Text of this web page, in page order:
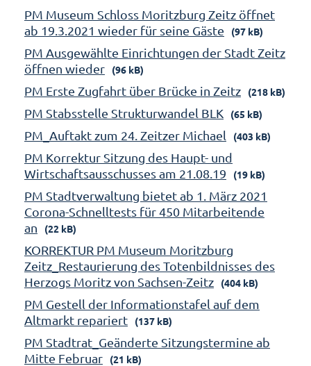
PM Museum Schloss Moritzburg Zeitz öffnet
ab 19.3.2021 wieder für seine Gäste
(97 kB)
PM Ausgewählte Einrichtungen der Stadt Zeitz
öffnen wieder
(96 kB)
PM Erste Zugfahrt über Brücke in Zeitz (218 kB)
PM Stabsstelle Strukturwandel BLK (65 kB)
PM_Auftakt zum 24. Zeitzer Michael (403 kB)
PM Korrektur Sitzung des Haupt- und
Wirtschaftsausschusses am 21.08.19
(19 kB)
PM Stadtverwaltung bietet ab 1. März 2021
Corona-Schnelltests für 450 Mitarbeitende
an
(22 kB)
KORREKTUR PM Museum Moritzburg
Zeitz_Restaurierung des Totenbildnisses des
Herzogs Moritz von Sachsen-Zeitz
(404 kB)
PM Gestell der Informationstafel auf dem
Altmarkt repariert
(137 kB)
PM Stadtrat_Geänderte Sitzungstermine ab
Mitte Februar
(21 kB)